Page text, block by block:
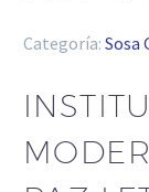
Categoría: Sosa